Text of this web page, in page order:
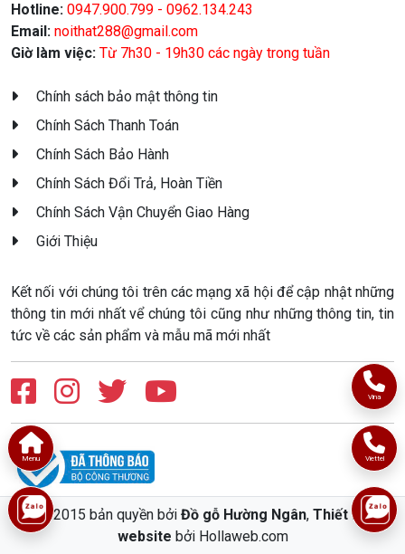
Hotline: 0947.900.799 - 0962.134.243
Email: noithat288@gmail.com
Giờ làm việc: Từ 7h30 - 19h30 các ngày trong tuần
Chính sách bảo mật thông tin
Chính Sách Thanh Toán
Chính Sách Bảo Hành
Chính Sách Đổi Trả, Hoàn Tiền
Chính Sách Vận Chuyển Giao Hàng
Giới Thiệu
Kết nối với chúng tôi trên các mạng xã hội để cập nhật những
thông tin mới nhất vể chúng tôi cũng như những thông tin, tin
tức về các sản phẩm và mẫu mã mới nhất
© 2015 bản quyền bởi Đồ gỗ Hường Ngân, Thiết kế
website bởi Hollaweb.com
Vina
Viettel
Menu